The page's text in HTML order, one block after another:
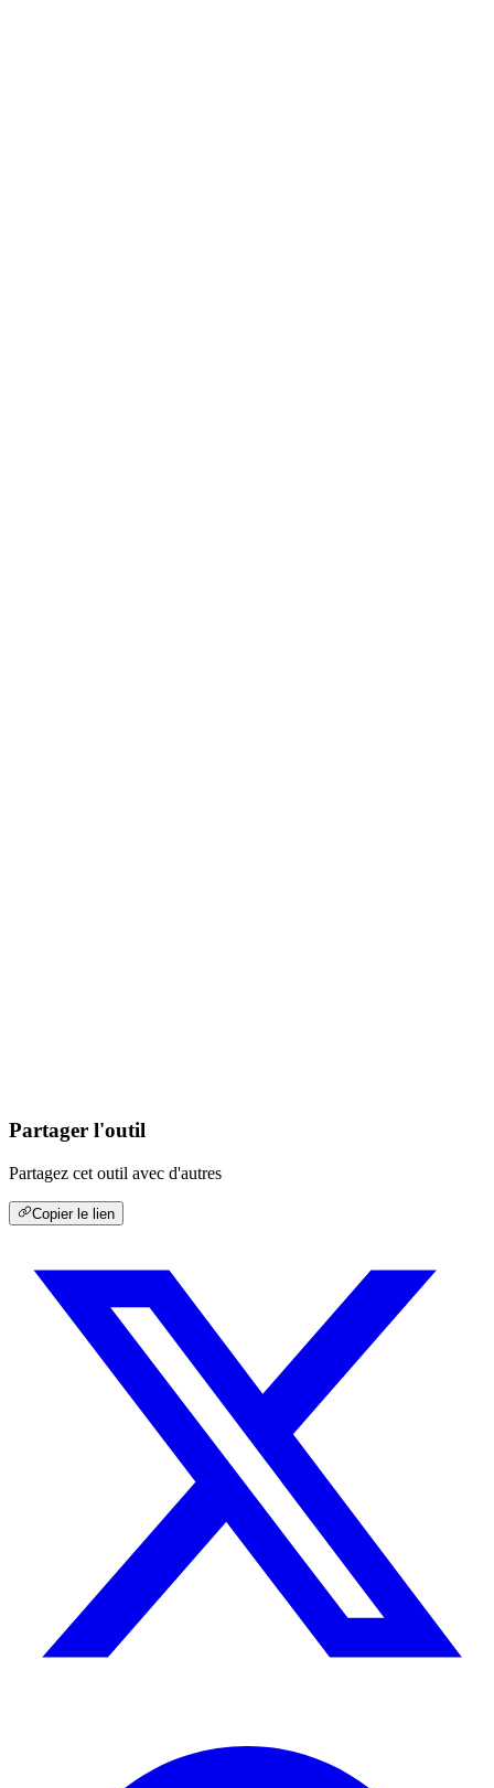
Partager l'outil
Partagez cet outil avec d'autres
Copier le lien